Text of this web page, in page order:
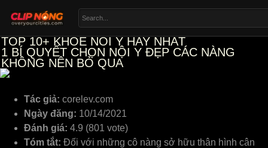
TOP 10+ KHOE NOI Y HAY NHẤT
1 BÍ QUYẾT CHỌN NỘI Y ĐẸP CÁC NÀNG
KHÔNG NÊN BỎ QUA
Tác giả: corelev.com
Ngày đăng: 10/14/2021
Đánh giá: 4.9 (801 vote)
Tóm tắt: Đối với những cô nàng sở hữu thân hình cân